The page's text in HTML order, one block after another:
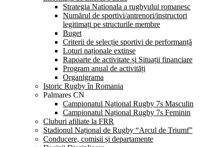
Strategia Nationala a rugbyului romanesc
Numărul de sportivi/antrenori/instructori
legitimați pe structurile membre
Buget
Criterii de selecție sportivi de performanță
Loturi naționale extinse
Rapoarte de activitate și Situații financiare
Program anual de activități
Organigrama
Istoric Rugby în Romania
Palmares CN
Campionatul Național Rugby 7s Masculin
Campionatul Național Rugby 7s Feminin
Cluburi afiliate la FRR
Stadionul Național de Rugby “Arcul de Triumf”
Conducere, comisii și departamente